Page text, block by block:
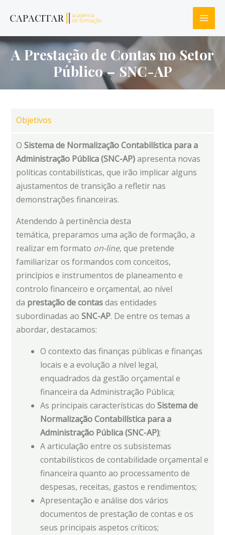
A Prestação de Contas no Setor
Público – SNC-AP
Objetivos
O Sistema de Normalização Contabilística para a
Administração Pública (SNC-AP)apresenta novas
políticas contabilísticas, que irão implicar alguns
ajustamentos de transição a refletir nas
demonstrações financeiras.
Atendendo à pertinência desta
temática, preparamos uma ação de formação, a
realizar em formato on-line, que pretende
familiarizar os formandos com conceitos,
princípios e instrumentos de planeamento e
controlo financeiro e orçamental, ao nível
da prestação de contasdas entidades
subordinadas ao SNC-AP. De entre os temas a
abordar, destacamos:
O contexto das finanças públicas e finanças
locais e a evolução a nível legal,
enquadrados da gestão orçamental e
financeira da Administração Pública;
As principais características do Sistema de
Normalização Contabilística para a
Administração Pública (SNC-AP);
A articulação entre os subsistemas
contabilísticos de contabilidade orçamental e
financeira quanto ao processamento de
despesas, receitas, gastos e rendimentos;
Apresentação e análise dos vários
documentos de prestação de contas e os
seus principais aspetos críticos;